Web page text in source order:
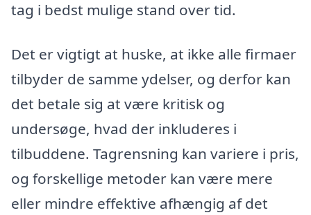
tag i bedst mulige stand over tid.
Det er vigtigt at huske, at ikke alle firmaer
tilbyder de samme ydelser, og derfor kan
det betale sig at være kritisk og
undersøge, hvad der inkluderes i
tilbuddene. Tagrensning kan variere i pris,
og forskellige metoder kan være mere
eller mindre effektive afhængig af det